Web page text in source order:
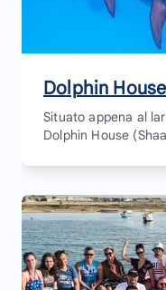
Dolphin
Situato appena al
Dolphin House